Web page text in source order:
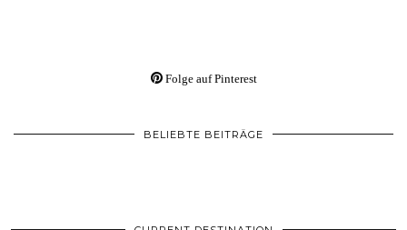
Folge auf Pinterest
BELIEBTE BEITRÄGE